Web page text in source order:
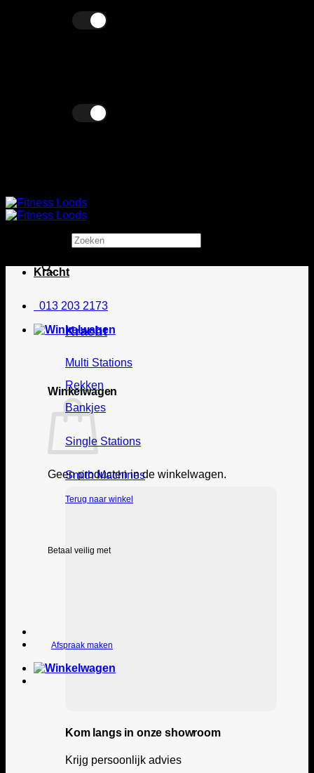
013 203 2173
Winkelwagen
Geen producten in de winkelwagen.
Terug naar winkel
Betaal veilig met
Afspraak maken
Kracht
Kracht
Multi Stations
Rekken
Bankjes
Single Stations
Smith Machines
Kom langs in onze showroom
Krijg persoonlijk advies